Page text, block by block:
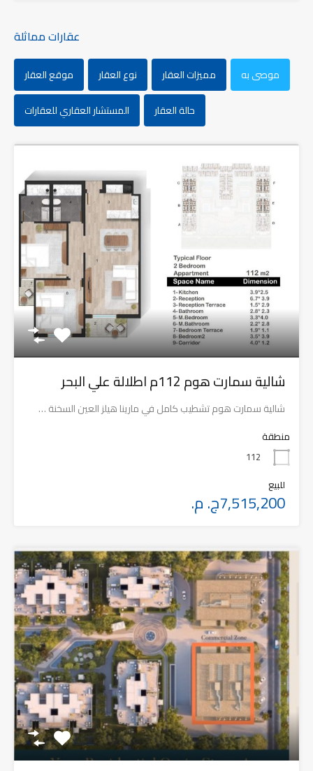
عقارات مماثلة
موصى به مميزات العقار نوع العقار
موقع العقار
حالة العقار
المستشار العقاري للعقارات
شالية سمارت هوم 112م اطلالة علي البحر
شالية سمارت هوم تشطيب كامل في مارينا هيلز العين السخنة …
منطقة
112
للبيع
7,515,200ج. م.